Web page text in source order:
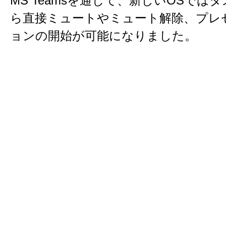
ら直接ミュートやミュート解除、プレ
ョンの開始が可能になりました。